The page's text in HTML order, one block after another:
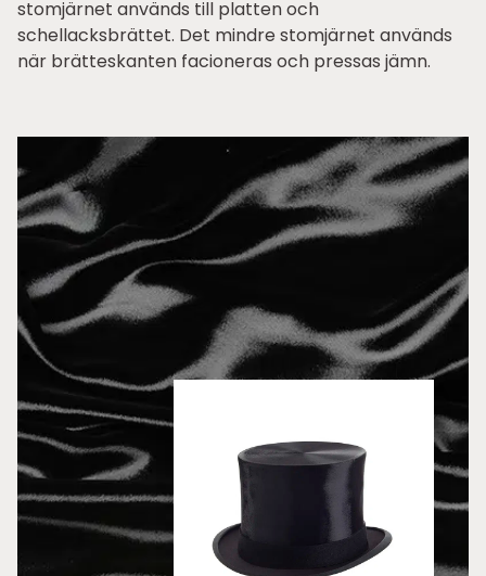
stomjärnet används till platten och
schellacksbrättet. Det mindre stomjärnet används
när brätteskanten facioneras och pressas jämn.